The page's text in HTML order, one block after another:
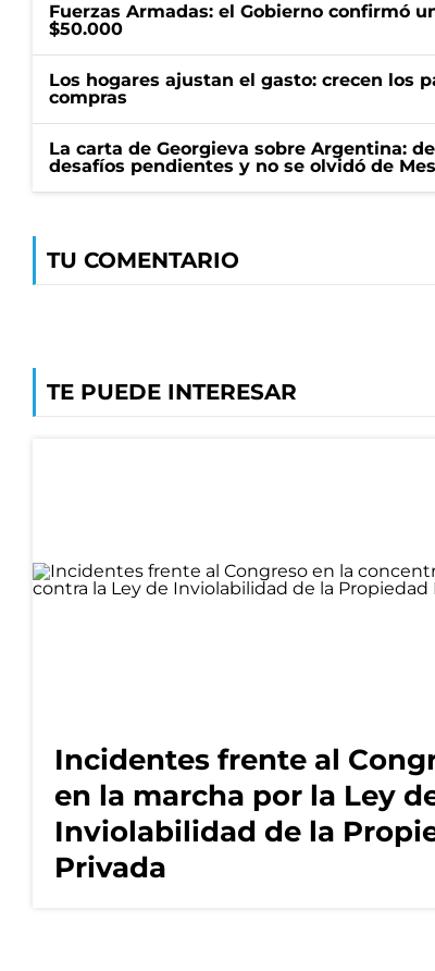
Fuerzas Armadas: el Gobierno confirmó
$50.000
Los hogares ajustan el gasto: crecen los
compras
La carta de Georgieva sobre Argentina:
desafíos pendientes y no se olvidó de
TU COMENTARIO
TE PUEDE INTERESAR
Incidentes frente al
en la marcha por la Ley
Inviolabilidad de la
Privada